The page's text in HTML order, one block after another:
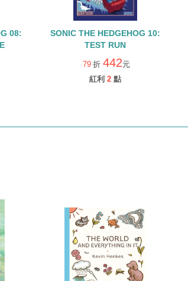
08:
SONIC THE HEDGEHOG 10:
TEST RUN
79 折 442元
紅利 2 點